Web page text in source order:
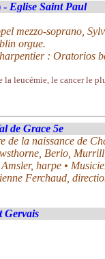
- Eglise Saint Paul
mezzo-soprano,
orgue.
: Oratorios
leucémie, le cancer le
de Grace 5e
de la naissance de
Berio,
harpe •
Ferchaud,
Gervais